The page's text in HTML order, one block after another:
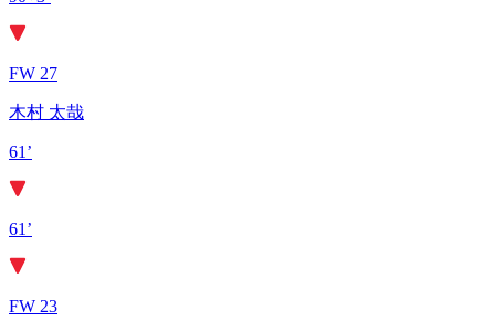
FW 27
木村 太哉
61’
61’
FW 23